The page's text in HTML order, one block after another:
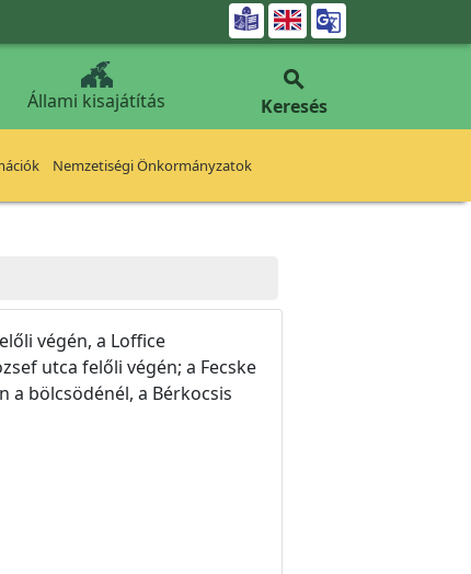

Állami kisajátítás

Keresés
Nemzetiségi Önkormányzatok
végén, a Loffice
utca felőli végén; a Fecske
a bölcsödénél, a Bérkocsis